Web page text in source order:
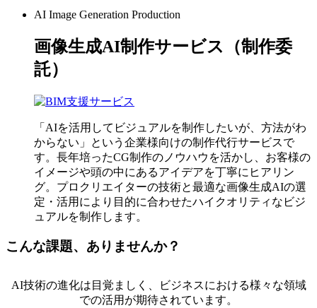
AI Image Generation Production
画像生成AI制作サービス（制作委
託）
「AIを活用してビジュアルを制作したいが、方法がわ
からない」という企業様向けの制作代行サービスで
す。長年培ったCG制作のノウハウを活かし、お客様の
イメージや頭の中にあるアイデアを丁寧にヒアリン
グ。プロクリエイターの技術と最適な画像生成AIの選
定・活用により目的に合わせたハイクオリティなビジ
ュアルを制作します。
こんな課題、ありませんか？
AI技術の進化は目覚ましく、ビジネスにおける様々な領域
での活用が期待されています。